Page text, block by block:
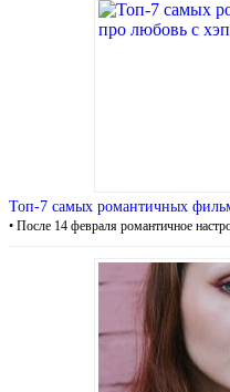
Топ-7 самых романтичных
• После 14 февраля романтичное